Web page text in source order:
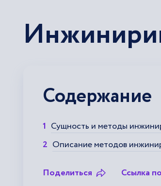
Содержание
Сущность и методы
Описание методов
Поделиться Ссылка